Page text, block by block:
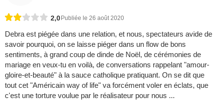
2,0 Publiée le 26 août 2020
Debra est piégée dans une relation, et nous, spectateurs avide de
savoir pourquoi, on se laisse piéger dans un flow de bons
sentiments, à grand coup de dinde de Noël, de cérémonies de
mariage en veux-tu en voilà, de conversations rappelant "amour-
gloire-et-beauté" à la sauce catholique pratiquant. On se dit que
tout cet "Américain way of life" va forcément voler en éclats, que
c'est une torture voulue par le réalisateur pour nous ...